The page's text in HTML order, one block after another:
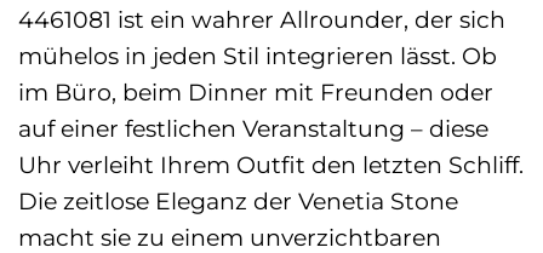
4461081 ist ein wahrer Allrounder, der sich
mühelos in jeden Stil integrieren lässt. Ob
im Büro, beim Dinner mit Freunden oder
auf einer festlichen Veranstaltung – diese
Uhr verleiht Ihrem Outfit den letzten Schliff.
Die zeitlose Eleganz der Venetia Stone
macht sie zu einem unverzichtbaren